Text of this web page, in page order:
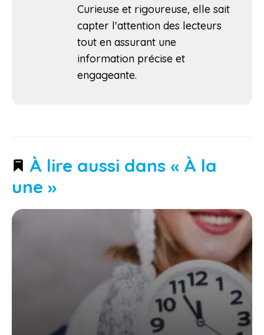
Curieuse et rigoureuse, elle sait
capter l'attention des lecteurs
tout en assurant une
information précise et
engageante.
À lire aussi dans « À la
une »